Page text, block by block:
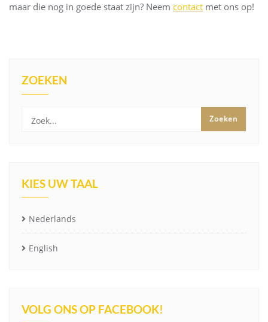
maar die nog in goede staat zijn? Neem contact met ons op!
ZOEKEN
KIES UW TAAL
Nederlands
English
VOLG ONS OP FACEBOOK!